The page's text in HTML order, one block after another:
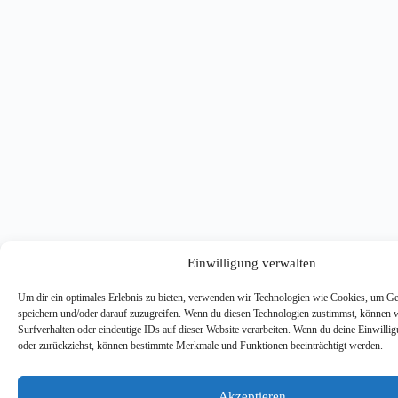
Einwilligung verwalten
Um dir ein optimales Erlebnis zu bieten, verwenden wir Technologien wie Cookies, um
speichern und/oder darauf zuzugreifen. Wenn du diesen Technologien zustimmst, können
Surfverhalten oder eindeutige IDs auf dieser Website verarbeiten. Wenn du deine
oder zurückziehst, können bestimmte Merkmale und Funktionen beeinträchtigt werden.